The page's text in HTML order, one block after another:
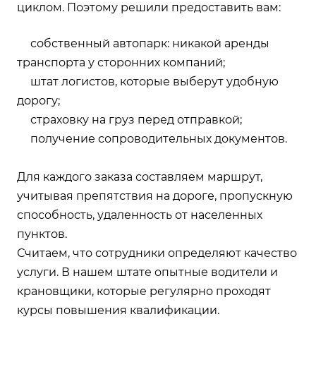
циклом. Поэтому решили предоставить вам:
собственный автопарк: никакой аренды
транспорта у сторонних компаний;
штат логистов, которые выберут удобную
дорогу;
страховку на груз перед отправкой;
получение сопроводительных документов.
Для каждого заказа составляем маршрут,
учитывая препятствия на дороге, пропускную
способность, удаленность от населенных
пунктов.
Считаем, что сотрудники определяют качество
услуги. В нашем штате опытные водители и
крановщики, которые регулярно проходят
курсы повышения квалификации.